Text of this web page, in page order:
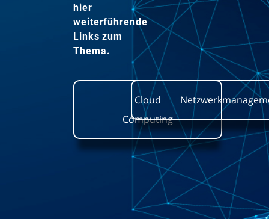
hier
weiterführende
Links zum
Thema.
Cloud
Computing